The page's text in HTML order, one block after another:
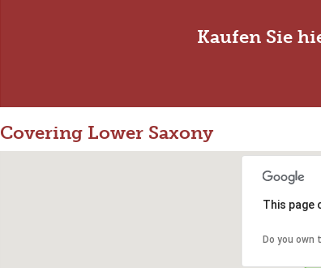
Kaufen Sie
Covering Lower Saxony
This page
Do you own